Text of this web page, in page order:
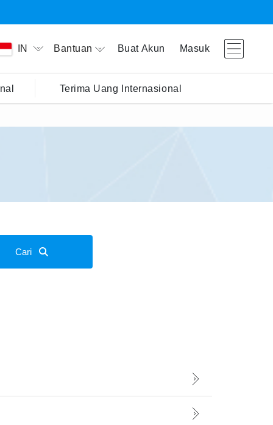
IN Bantuan Buat Akun Masuk
Terima Uang Internasional
Cari